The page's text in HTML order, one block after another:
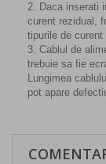
2. Daca inserati
curent rezidual,
tipurile de
3. Cablul de
trebuie sa fie
Lungimea
pot apare